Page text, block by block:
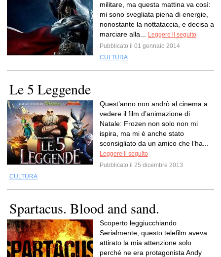
militare, ma questa mattina va così:
mi sono svegliata piena di energie,
nonostante la nottataccia, e decisa a
marciare alla...
Leggere il seguito
Pubblicato il 01 gennaio 2014
CULTURA
Le 5 Leggende
Quest’anno non andrò al cinema a
vedere il film d’animazione di
Natale: Frozen non solo non mi
ispira, ma mi è anche stato
sconsigliato da un amico che l’ha...
Leggere il seguito
Pubblicato il 25 dicembre 2013
CULTURA
Spartacus. Blood and sand.
Scoperto leggiucchiando
Serialmente, questo telefilm aveva
attirato la mia attenzione solo
perché ne era protagonista Andy